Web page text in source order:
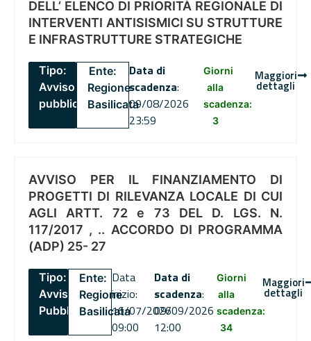
DELL’ ELENCO DI PRIORITÀ REGIONALE DI
INTERVENTI ANTISISMICI SU STRUTTURE
E INFRASTRUTTURE STRATEGICHE
Tipo:
Avviso
pubblico
Ente:
Regione
Basilicata
Data di
scadenza:
09/08/2026
23:59
Giorni
alla
scadenza:
3
Maggiori
dettagli
AVVISO PER IL FINANZIAMENTO DI
PROGETTI DI RILEVANZA LOCALE DI CUI
AGLI ARTT. 72 e 73 DEL D. LGS. N.
117/2017 , .. ACCORDO DI PROGRAMMA
(ADP) 25- 27
Tipo:
Avviso
Pubblico
Ente:
Regione
Basilicata
Data
inizio:
16/07/2026
09:00
Data di
scadenza:
09/09/2026
12:00
Giorni
alla
scadenza:
34
Maggiori
dettagli